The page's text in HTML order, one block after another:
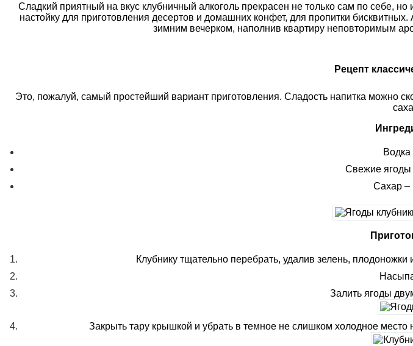
Сладкий приятный на вкус клубничный алкоголь прекрасен не только сам по себе,
настойку для приготовления десертов и домашних конфет, для пропитки
зимним вечерком, наполнив квартиру неповторимым
Рецепт
Это, пожалуй, самый простейший вариант приготовления. Сладость напитка можно
Водка
Свежие ягоды
Сахар –
Клубнику тщательно перебрать, удалив зелень,
Залить ягоды
Закрыть тару крышкой и убрать в темное не слишком холодное